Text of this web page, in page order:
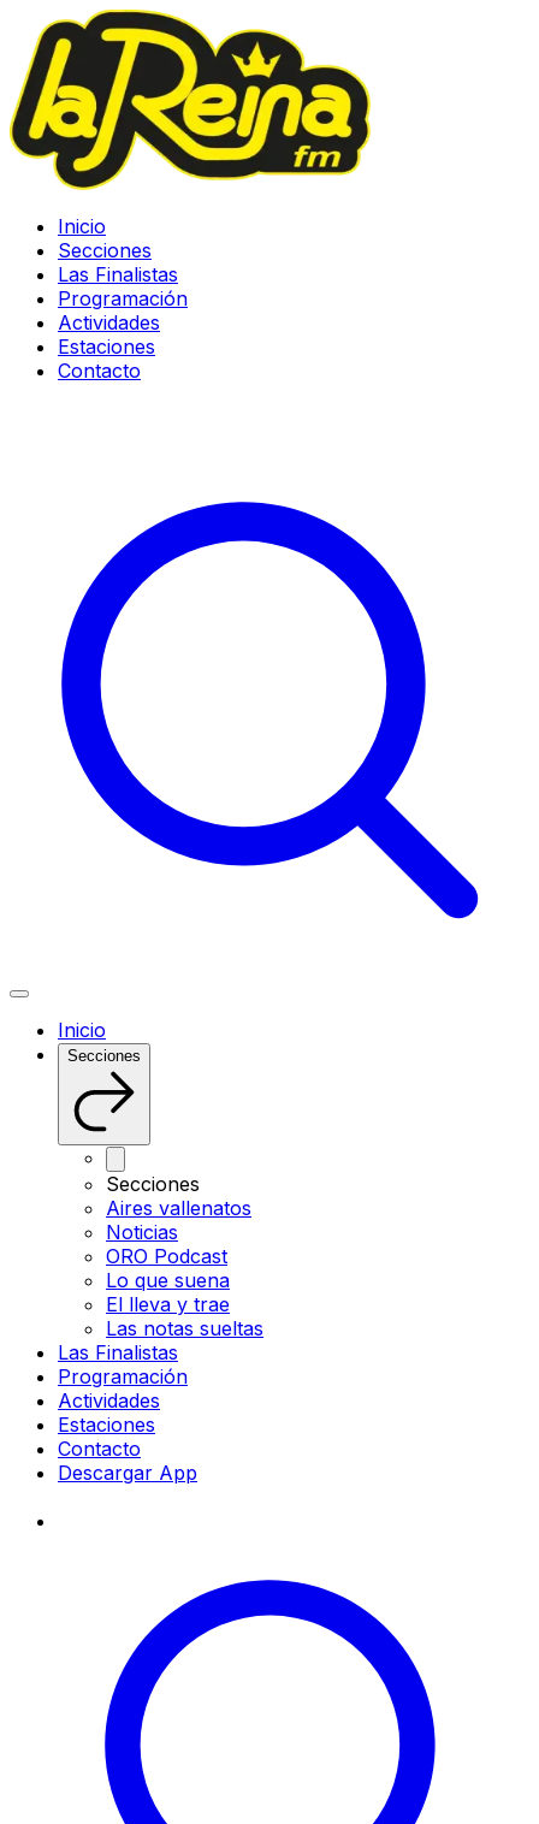
Inicio
Secciones
Las Finalistas
Programación
Actividades
Estaciones
Contacto
Inicio
Secciones
Secciones
Aires vallenatos
Noticias
ORO Podcast
Lo que suena
El lleva y trae
Las notas sueltas
Las Finalistas
Programación
Actividades
Estaciones
Contacto
Descargar App